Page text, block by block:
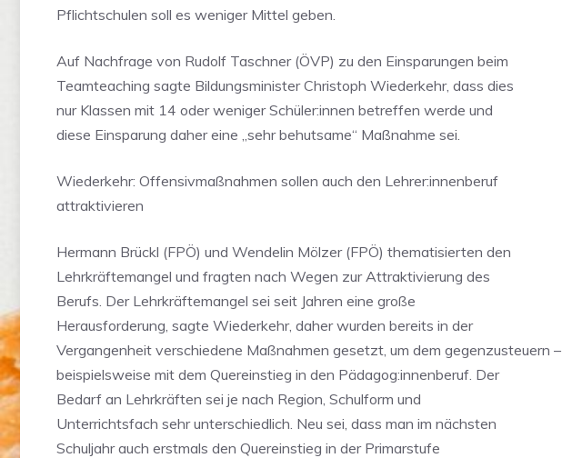
Pflichtschulen soll es weniger Mittel geben.
Auf Nachfrage von Rudolf Taschner (ÖVP) zu den Einsparungen beim
Teamteaching sagte Bildungsminister Christoph Wiederkehr, dass dies
nur Klassen mit 14 oder weniger Schüler:innen betreffen werde und
diese Einsparung daher eine „sehr behutsame“ Maßnahme sei.
Wiederkehr: Offensivmaßnahmen sollen auch den Lehrer:innenberuf
attraktivieren
Hermann Brückl (FPÖ) und Wendelin Mölzer (FPÖ) thematisierten den
Lehrkräftemangel und fragten nach Wegen zur Attraktivierung des
Berufs. Der Lehrkräftemangel sei seit Jahren eine große
Herausforderung, sagte Wiederkehr, daher wurden bereits in der
Vergangenheit verschiedene Maßnahmen gesetzt, um dem gegenzusteuern –
beispielsweise mit dem Quereinstieg in den Pädagog:innenberuf. Der
Bedarf an Lehrkräften sei je nach Region, Schulform und
Unterrichtsfach sehr unterschiedlich. Neu sei, dass man im nächsten
Schuljahr auch erstmals den Quereinstieg in der Primarstufe